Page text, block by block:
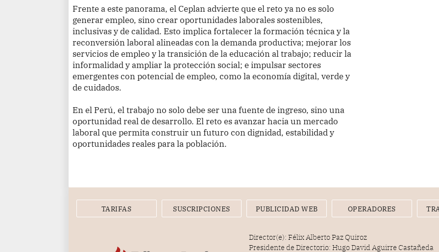
Frente a este panorama, el Ceplan advierte que el reto ya no es solo
generar empleo, sino crear oportunidades laborales sostenibles,
inclusivas y de calidad. Esto implica fortalecer la formación técnica y la
reconversión laboral alineadas con la demanda productiva; mejorar los
servicios de empleo y la transición de la educación al trabajo; reducir la
informalidad y ampliar la protección social; e impulsar sectores
emergentes con potencial de empleo, como la economía digital, verde y
de cuidados.
En el Perú, el trabajo no solo debe ser una fuente de ingreso, sino una
oportunidad real de desarrollo. El reto es avanzar hacia un mercado
laboral que permita construir un futuro con dignidad, estabilidad y
oportunidades reales para la población.
TARIFAS SUSCRIPCIONES PUBLICIDAD WEB OPERADORES
Director(e): Félix Alberto Paz Quiroz
Presidente de Directorio: Hugo David Aguirre Castañeda